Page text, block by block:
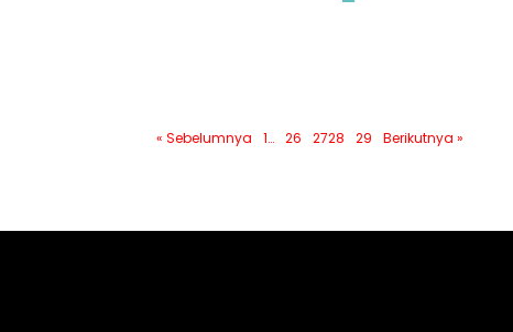
« Sebelumnya 1… 26 2728 29 Berikutnya »